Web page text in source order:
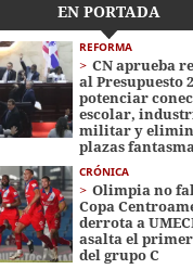
EN PORTADA
REFORMA
CN aprueba
al Presupuesto
potenciar
escolar,
militar y
plazas
CRÓNICA
Olimpia no
Copa
derrota a
asalta el
del grupo C